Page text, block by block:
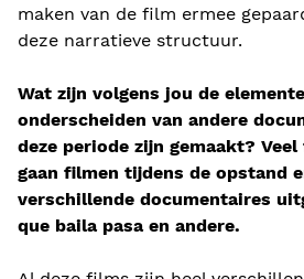
maken van de film ermee
deze narratieve structuur.
Wat zijn volgens jou de
onderscheiden van andere
deze periode zijn gemaakt?
gaan filmen tijdens de opstand
verschillende documentaires
que baila pasa en andere.